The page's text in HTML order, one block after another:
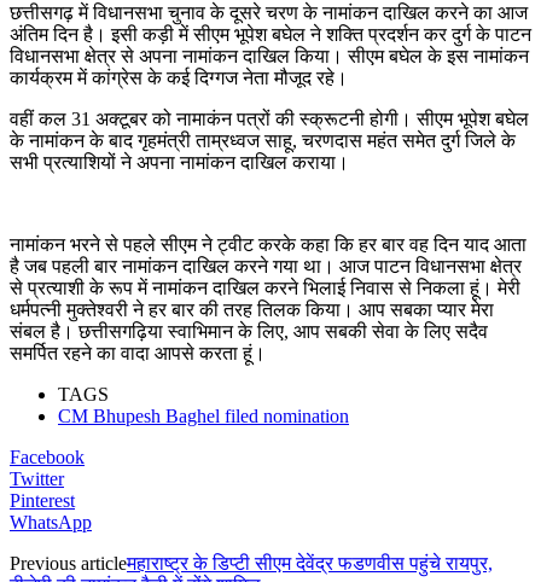
छत्तीसगढ़ में विधानसभा चुनाव के दूसरे चरण के नामांकन दाखिल करने का आज
अंतिम दिन है। इसी कड़ी में सीएम भूपेश बघेल ने शक्ति प्रदर्शन कर दुर्ग के पाटन
विधानसभा क्षेत्र से अपना नामांकन दाखिल किया। सीएम बघेल के इस नामांकन
कार्यक्रम में कांग्रेस के कई दिग्गज नेता मौजूद रहे।
वहीं कल 31 अक्टूबर को नामाकंन पत्रों की स्क्रूटनी होगी। सीएम भूपेश बघेल
के नामांकन के बाद गृहमंत्री ताम्रध्वज साहू, चरणदास महंत समेत दुर्ग जिले के
सभी प्रत्याशियों ने अपना नामांकन दाखिल कराया।
नामांकन भरने से पहले सीएम ने ट्वीट करके कहा कि हर बार वह दिन याद आता
है जब पहली बार नामांकन दाखिल करने गया था। आज पाटन विधानसभा क्षेत्र
से प्रत्याशी के रूप में नामांकन दाखिल करने भिलाई निवास से निकला हूं। मेरी
धर्मपत्नी मुक्तेश्वरी ने हर बार की तरह तिलक किया। आप सबका प्यार मेरा
संबल है। छत्तीसगढ़िया स्वाभिमान के लिए, आप सबकी सेवा के लिए सदैव
समर्पित रहने का वादा आपसे करता हूं।
TAGS
CM Bhupesh Baghel filed nomination
Facebook
Twitter
Pinterest
WhatsApp
Previous articleमहाराष्ट्र के डिप्टी सीएम देवेंद्र फडणवीस पहुंचे रायपुर,